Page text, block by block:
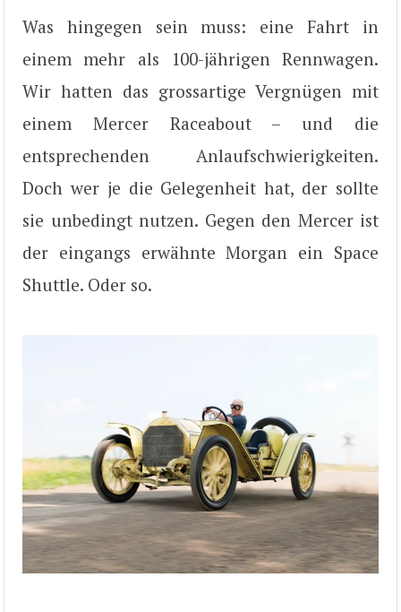
Was hingegen sein muss: eine Fahrt in
einem mehr als 100-jährigen Rennwagen.
Wir hatten das grossartige Vergnügen mit
einem Mercer Raceabout – und die
entsprechenden Anlaufschwierigkeiten.
Doch wer je die Gelegenheit hat, der sollte
sie unbedingt nutzen. Gegen den Mercer ist
der eingangs erwähnte Morgan ein Space
Shuttle. Oder so.